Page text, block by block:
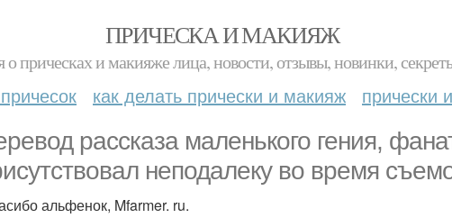
ПРИЧЕСКА И МАКИЯЖ
прическах и макияже лица, новости, отзывы, новинки,
как делать прически и макияж прически
рассказа маленького гения,
неподалеку во время
альфенок, Mfarmer. ru.